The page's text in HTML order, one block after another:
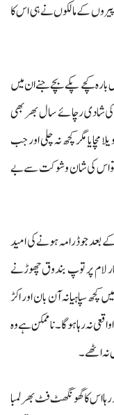
کے مالکوں نے ہی اس کا
کچے پکے بچے جنے ان میں
کی شادی رچائے سال بھر بھی
مچایا مگر کچھ نہ چلی اور جب
تو اس کی شان و شوکت سے بے
بعد جو ڈرامہ ہونے کی امید
لام پر توپ بندوق چھوڑنے
کچھ سپاہیانہ آن بان اور اکڑ
نہ رہاہو گا۔ ناممکن ہے وہ
اٹھے۔
اس کا گھونگھٹ فٹ بھر لمبا